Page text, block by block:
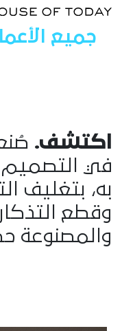
جميع
اكتشف.
في التصميم
به، بتغليف
وقطع
والمصنوعة